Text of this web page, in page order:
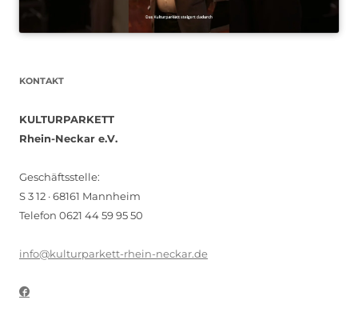
KONTAKT
KULTURPARKETT
Rhein-Neckar e.V.
Geschäftsstelle:
S 3 12 · 68161 Mannheim
Telefon 0621 44 59 95 50
info@kulturparkett-rhein-neckar.de